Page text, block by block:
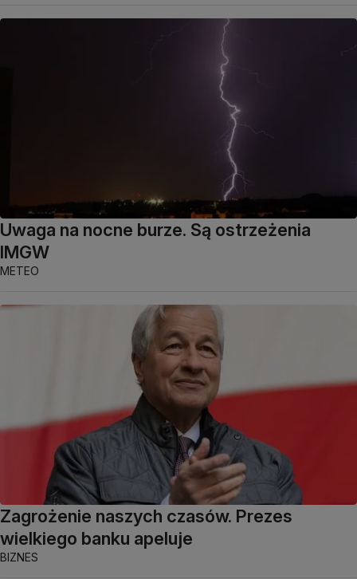
Uwaga na nocne burze. Są ostrzeżenia
IMGW
METEO
Zagrożenie naszych czasów. Prezes
wielkiego banku apeluje
BIZNES